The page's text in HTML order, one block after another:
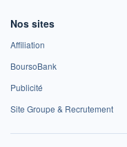
Nos sites
Affiliation
BoursoBank
Publicité
Site Groupe & Recrutement